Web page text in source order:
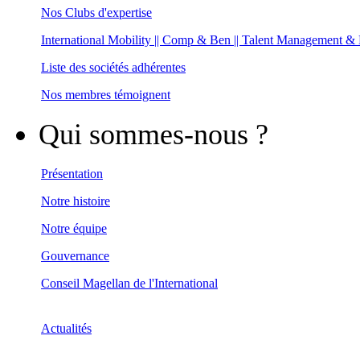
Nos Clubs d'expertise
International Mobility || Comp & Ben || Talent Management &
Liste des sociétés adhérentes
Nos membres témoignent
Qui sommes-nous ?
Présentation
Notre histoire
Notre équipe
Gouvernance
Conseil Magellan de l'International
Actualités